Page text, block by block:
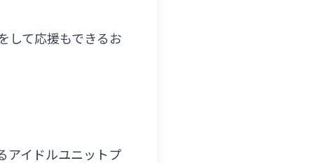
して応援もできるお
アイドルユニットプ